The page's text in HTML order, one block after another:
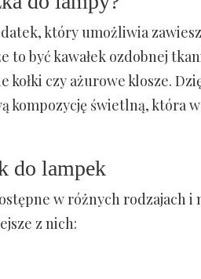
który umożliwia
to być kawałek ozdobnej
kołki czy ażurowe klosze.
kompozycję świetlną, która
do lampek
w różnych rodzajach i
z nich: